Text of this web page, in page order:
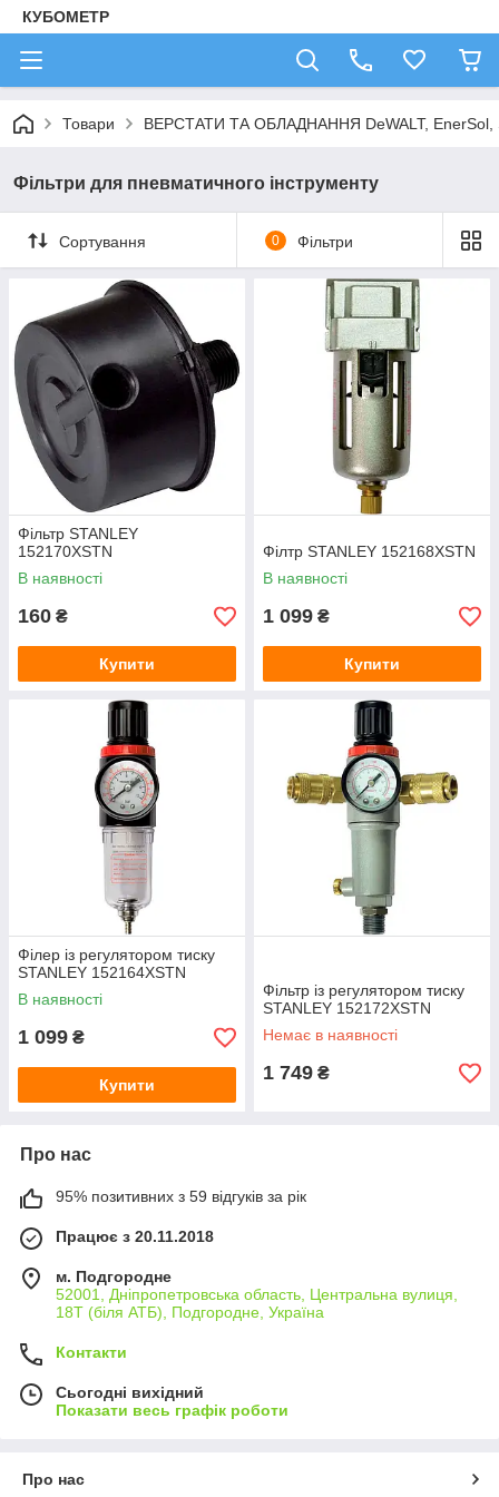
КУБОМЕТР
Товари ВЕРСТАТИ ТА ОБЛАДНАННЯ DeWALT, EnerSol,
Фільтри для пневматичного інструменту
Сортування 0 Фільтри
Фільтр STANLEY
152170XSTN
В наявності
160 ₴
Купити
Філтр STANLEY 152168XSTN
В наявності
1 099 ₴
Купити
Філер із регулятором тиску
STANLEY 152164XSTN
В наявності
1 099 ₴
Купити
Фільтр із регулятором тиску
STANLEY 152172XSTN
Немає в наявності
1 749 ₴
Про нас
95% позитивних з 59 відгуків за рік
Працює з 20.11.2018
м. Подгородне
52001, Дніпропетровська область, Центральна вулиця,
18Т (біля АТБ), Подгородне, Україна
Контакти
Сьогодні вихідний
Показати весь графік роботи
Про нас